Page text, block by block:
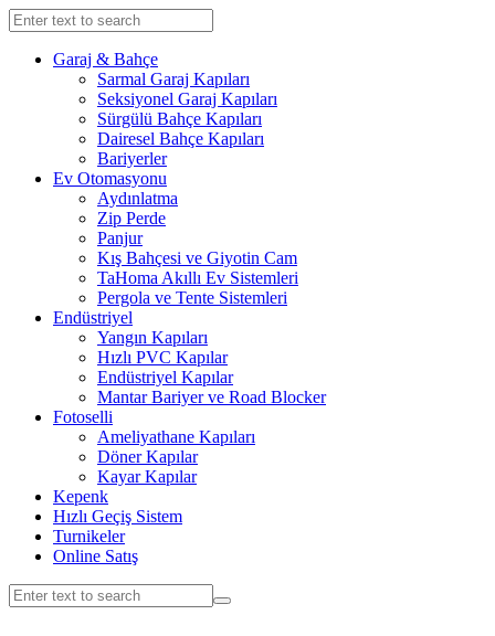
Garaj & Bahçe
Sarmal Garaj Kapıları
Seksiyonel Garaj Kapıları
Sürgülü Bahçe Kapıları
Dairesel Bahçe Kapıları
Bariyerler
Ev Otomasyonu
Aydınlatma
Zip Perde
Panjur
Kış Bahçesi ve Giyotin Cam
TaHoma Akıllı Ev Sistemleri
Pergola ve Tente Sistemleri
Endüstriyel
Yangın Kapıları
Hızlı PVC Kapılar
Endüstriyel Kapılar
Mantar Bariyer ve Road Blocker
Fotoselli
Ameliyathane Kapıları
Döner Kapılar
Kayar Kapılar
Kepenk
Hızlı Geçiş Sistem
Turnikeler
Online Satış